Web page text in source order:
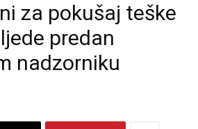
za pokušaj teške
predan
nadzorniku